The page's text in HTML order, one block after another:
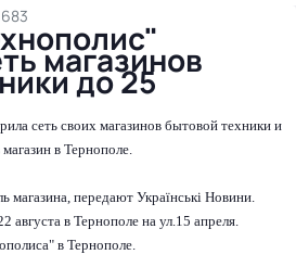
магазинов
до 25
сеть своих магазинов бытовой техники и
в Тернополе.
магазина, передают Українські Новини.
в Тернополе на ул.15 апреля.
в Тернополе.